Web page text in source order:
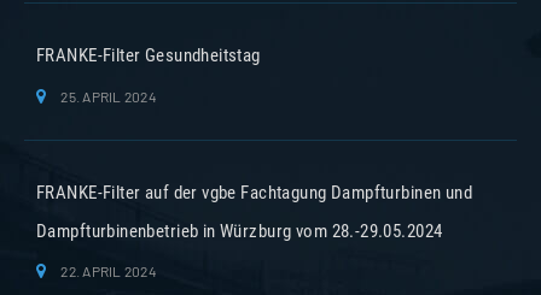
FRANKE-Filter Gesundheitstag
25. APRIL 2024
FRANKE-Filter auf der vgbe Fachtagung Dampfturbinen und
Dampfturbinenbetrieb in Würzburg vom 28.-29.05.2024
22. APRIL 2024